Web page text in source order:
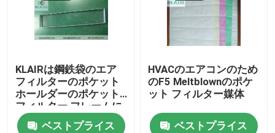
KLAIRは鋼鉄袋のエア
フィルターのポケット
ホールダーのポケット
フィルター フレームに
電流を通した
ベストプライス
HVACのエアコンのため
のF5 Meltblownのポケ
ット フィルター媒体
ベストプライス